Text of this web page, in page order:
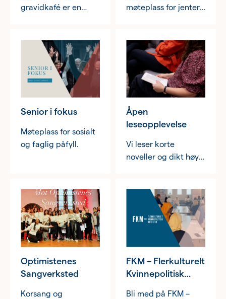
gravidkafé er en
gravide, foreldre og
små barn – et
kjærkomment
stueskifte og en
mulighet til å møte
andre og bygge
møteplass for jenter
Senior i fokus
Møteplass for sosialt
og faglig påfyll.
Åpen
leseopplevelse
Vi leser korte
noveller og dikt høyt
setter i gang av
tanker, følelser og
assosiasjoner.
Optimistenes
Sangverksted
Korsang og
FKM – Flerkulturelt
Kvinnepolitisk
Bli med på FKM –